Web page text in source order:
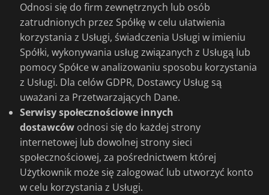
Odnosi się do firm zewnętrznych lub osób
zatrudnionych przez Spółkę w celu ułatwienia
korzystania z Usługi, świadczenia Usługi w imieniu
Spółki, wykonywania usług związanych z Usługą lub
pomocy Spółce w analizowaniu sposobu korzystania
z Usługi. Dla celów GDPR, Dostawcy Usług są
uważani za Przetwarzających Dane.
Serwisy społecznościowe innych
dostawcówodnosi się do każdej strony
internetowej lub dowolnej strony sieci
społecznościowej, za pośrednictwem której
Użytkownik może się zalogować lub utworzyć konto
w celu korzystania z Usługi.